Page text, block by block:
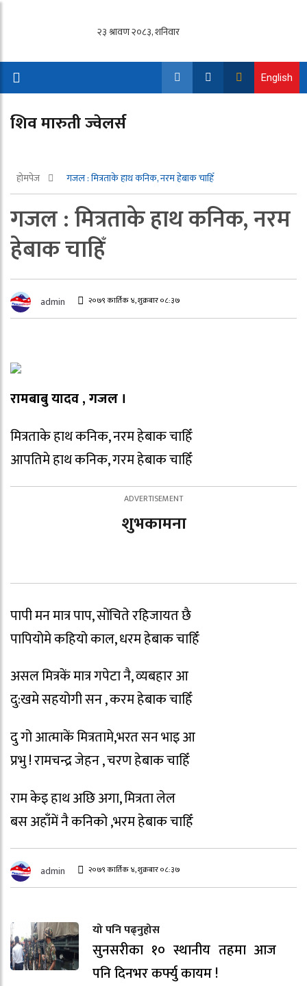
English
शिव मारुती ज्वेलर्स
होमपेज गजल : मित्रताके हाथ कनिक, नरम हेबाक चाहिँ
गजल : मित्रताके हाथ कनिक, नरम
हेबाक चाहिँ
admin २०७९ कार्तिक ४, शुक्रबार ०८:३७
रामबाबु यादव , गजल ।
मित्रताके हाथ कनिक, नरम हेबाक चाहिँ
आपतिमे हाथ कनिक, गरम हेबाक चाहिँ
शुभकामना
पापी मन मात्र पाप, सोंचिते रहिजायत छै
पापियोमे कहियो काल, धरम हेबाक चाहिँ
असल मित्रकें मात्र गपेटा नै, व्यबहार आ
दु:खमे सहयोगी सन , करम हेबाक चाहिँ
दु गो आत्माकें मित्रतामे,भरत सन भाइ आ
प्रभु ! रामचन्द्र जेहन , चरण हेबाक चाहिँ
राम केइ हाथ अछि अगा, मित्रता लेल
बस अहाँमें नै कनिको ,भरम हेबाक चाहिँ
admin २०७९ कार्तिक ४, शुक्रबार ०८:३७
यो पनि पढ्नुहोस
सुनसरीका १० स्थानीय तहमा आज
पनि दिनभर कर्फ्यु कायम !